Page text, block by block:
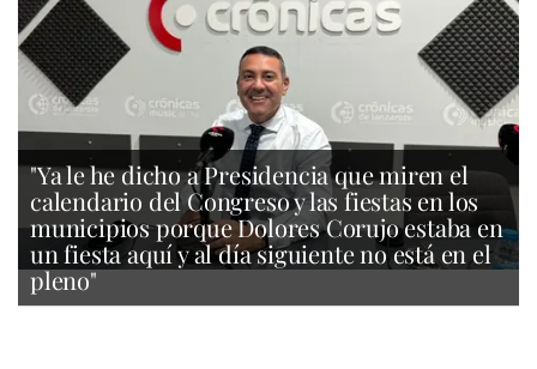
"Ya le he dicho a Presidencia que miren el
calendario del Congreso y las fiestas en los
municipios porque Dolores Corujo estaba en
un fiesta aquí y al día siguiente no está en el
pleno"